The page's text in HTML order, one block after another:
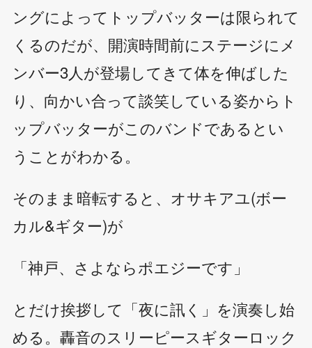
ングによってトップバッターは限られて
くるのだが、開演時間前にステージにメ
ンバー3人が登場してきて体を伸ばした
り、向かい合って談笑している姿からト
ップバッターがこのバンドであるとい
うことがわかる。
そのまま暗転すると、オサキアユ(ボー
カル&ギター)が
「神戸、さよならポエジーです」
とだけ挨拶して「夜に訊く」を演奏し始
める。轟音のスリーピースギターロック